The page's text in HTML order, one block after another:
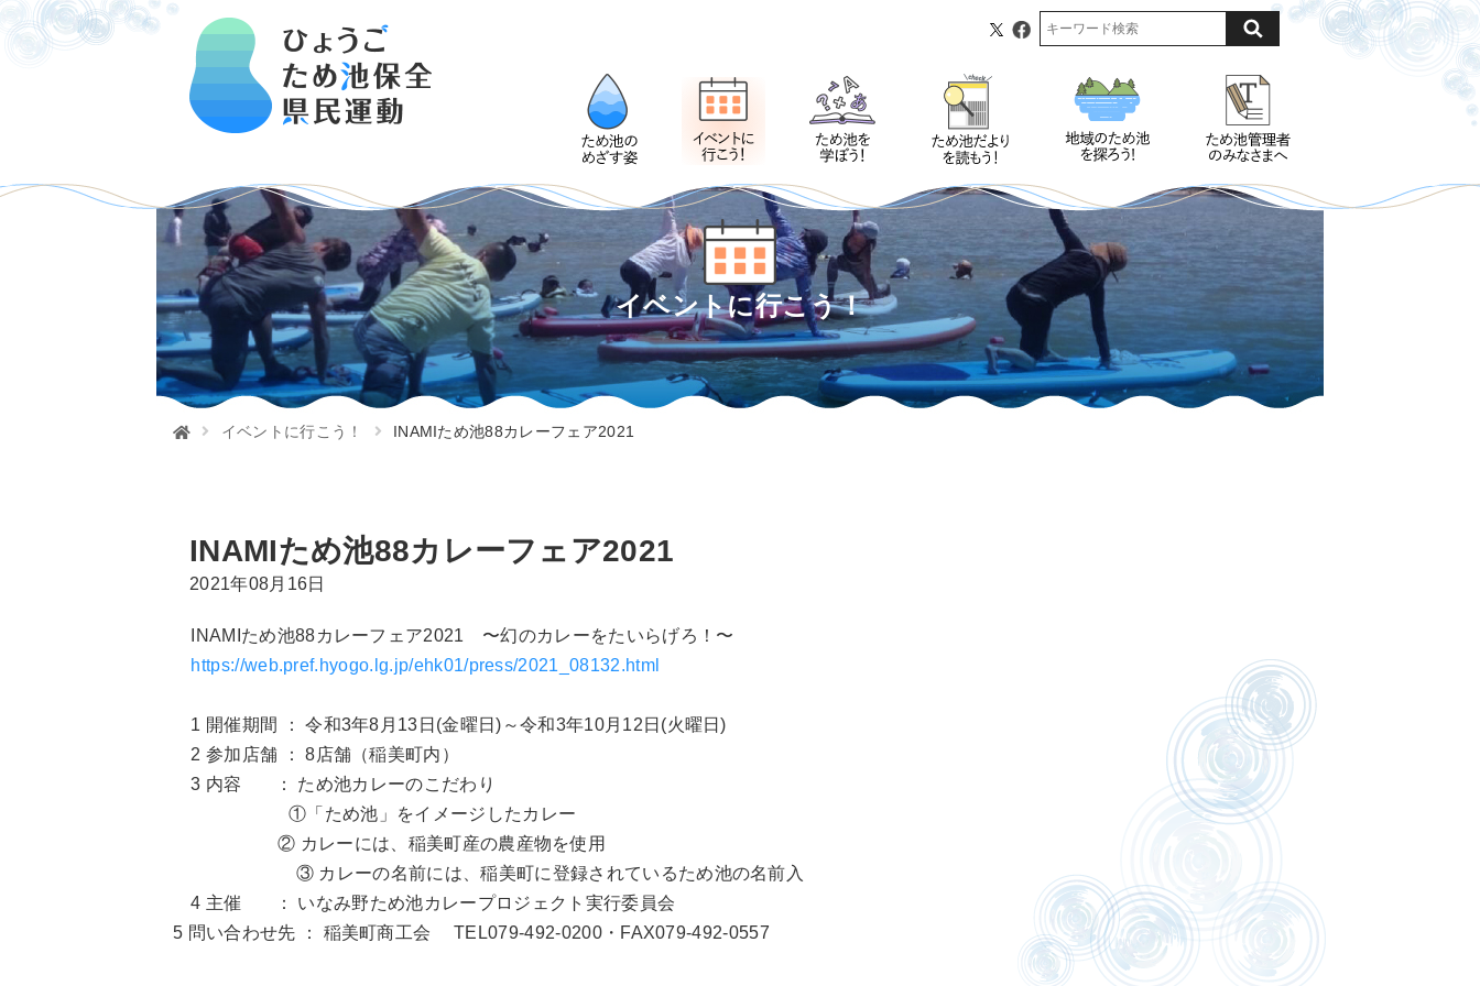
イベントに行こう！
イベントに行こう！ INAMIため池88カレーフェア2021
INAMIため池88カレーフェア2021
2021年08月16日
INAMIため池88カレーフェア2021 〜幻のカレーをたいらげろ！〜
https://web.pref.hyogo.lg.jp/ehk01/press/2021_08132.html
1 開催期間 ： 令和3年8月13日(金曜日)～令和3年10月12日(火曜日)
2 参加店舗 ： 8店舗（稲美町内）
3 内容 ： ため池カレーのこだわり
①「ため池」をイメージしたカレー
② カレーには、稲美町産の農産物を使用
③ カレーの名前には、稲美町に登録されているため池の名前入
4 主催 ： いなみ野ため池カレープロジェクト実行委員会
5 問い合わせ先 ： 稲美町商工会 TEL079-492-0200・FAX079-492-0557